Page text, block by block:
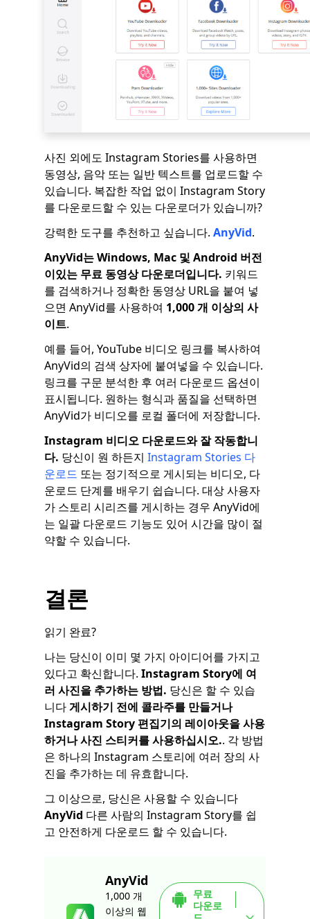
사진 외에도 Instagram Stories를 사용하면
동영상, 음악 또는 일반 텍스트를 업로드할 수
있습니다. 복잡한 작업 없이 Instagram Story
를 다운로드할 수 있는 다운로더가 있습니까?
강력한 도구를 추천하고 싶습니다. AnyVid.
AnyVid는 Windows, Mac 및 Android 버전
이있는 무료 동영상 다운로더입니다. 키워드
를 검색하거나 정확한 동영상 URL을 붙여 넣
으면 AnyVid를 사용하여 1,000 개 이상의 사
이트.
예를 들어, YouTube 비디오 링크를 복사하여
AnyVid의 검색 상자에 붙여넣을 수 있습니다.
링크를 구문 분석한 후 여러 다운로드 옵션이
표시됩니다. 원하는 형식과 품질을 선택하면
AnyVid가 비디오를 로컬 폴더에 저장합니다.
Instagram 비디오 다운로드와 잘 작동합니
다. 당신이 원 하든지 Instagram Stories 다
운로드 또는 정기적으로 게시되는 비디오, 다
운로드 단계를 배우기 쉽습니다. 대상 사용자
가 스토리 시리즈를 게시하는 경우 AnyVid에
는 일괄 다운로드 기능도 있어 시간을 많이 절
약할 수 있습니다.
결론
읽기 완료?
나는 당신이 이미 몇 가지 아이디어를 가지고
있다고 확신합니다. Instagram Story에 여
러 사진을 추가하는 방법. 당신은 할 수 있습
니다게시하기 전에 콜라주를 만들거나
Instagram Story 편집기의 레이아웃을 사용
하거나 사진 스티커를 사용하십시오.. 각 방법
은 하나의 Instagram 스토리에 여러 장의 사
진을 추가하는 데 유효합니다.
그 이상으로, 당신은 사용할 수 있습니다
AnyVid 다른 사람의 Instagram Story를 쉽
고 안전하게 다운로드 할 수 있습니다.
AnyVid
1,000 개
이상의 웹
무료
다운로